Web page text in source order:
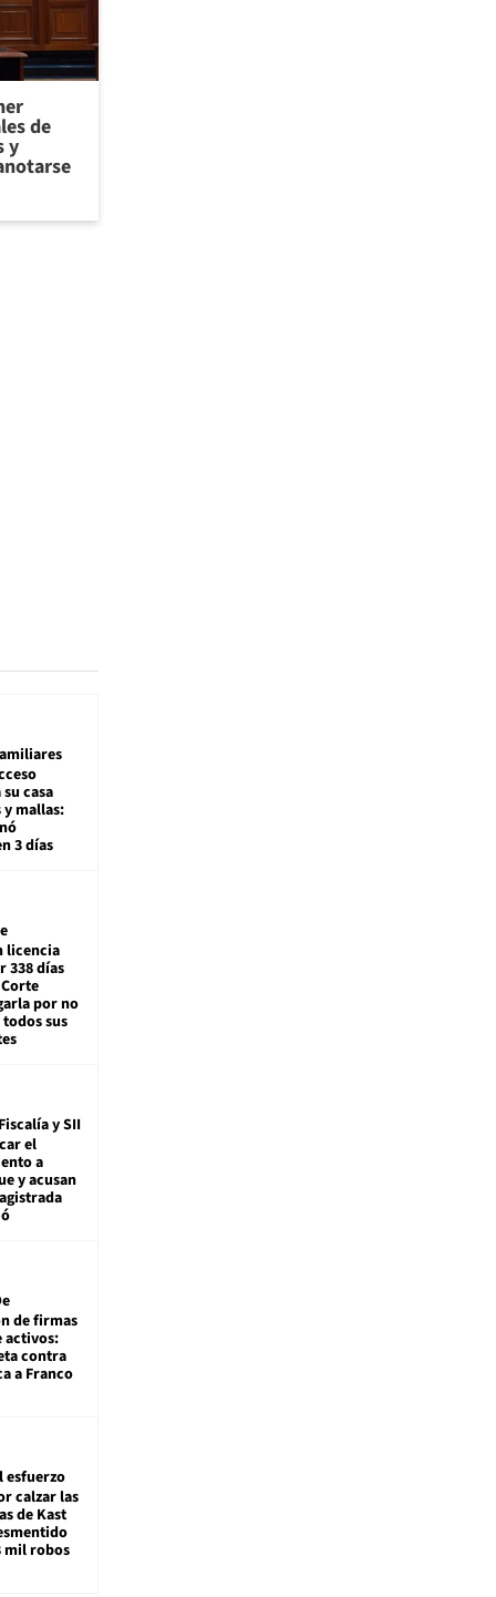
de
y
casa
mallas:
3 días
licencia
338 días
por no
sus
Fiscalía y SII
el
a
y acusan
de firmas
activos:
contra
a Franco
esfuerzo
calzar las
de Kast
mil robos